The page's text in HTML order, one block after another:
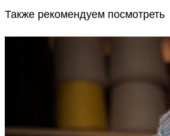
Также рекомендуем посмотреть